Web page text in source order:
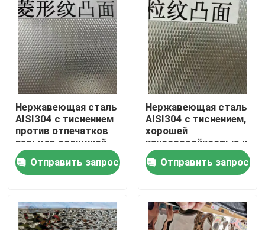
Домой
Видеозаписи
Нержавеющая сталь
AISI304 с тиснением
против отпечатков
пальцев толщиной
0,4 - 3,0 мм для
архитектурных
применений
Отправить запрос
Нержавеющая сталь
AISI304 с тиснением,
хорошей
износостойкостью и
рельефной
поверхностью для
декоративных
Отправить запрос